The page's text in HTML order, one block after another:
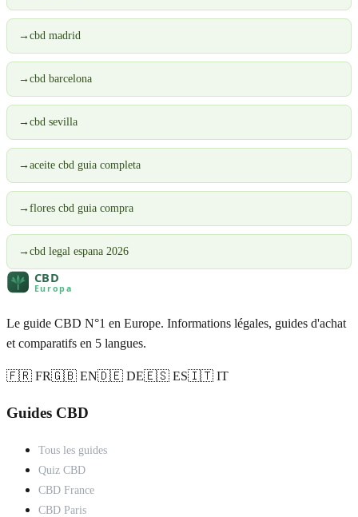
→ cbd madrid
→ cbd barcelona
→ cbd sevilla
→ aceite cbd guia completa
→ flores cbd guia compra
→ cbd legal espana 2026
Le guide CBD N°1 en Europe. Informations légales, guides d'achat
et comparatifs en 5 langues.
🇫🇷 FR🇬🇧 EN🇩🇪 DE🇪🇸 ES🇮🇹 IT
Guides CBD
Tous les guides
Quiz CBD
CBD France
CBD Paris